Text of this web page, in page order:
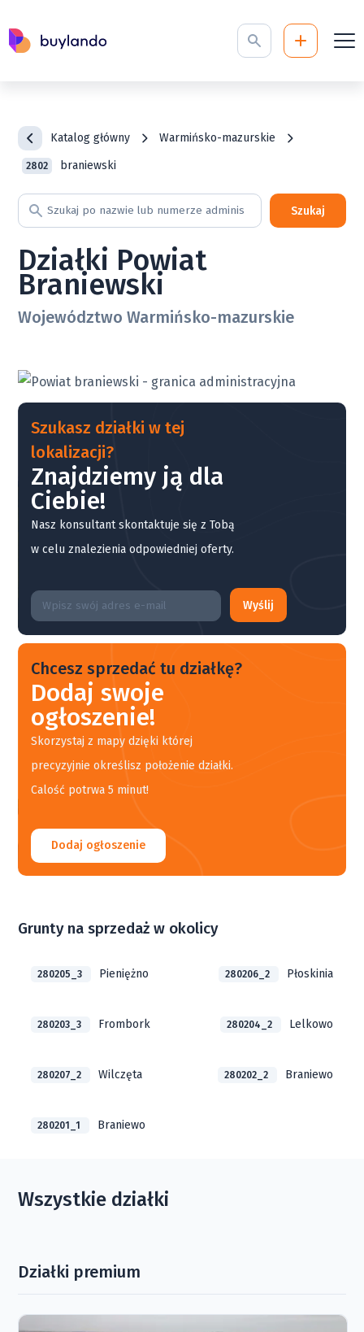
Katalog główny Warmińsko-mazurskie
2802 braniewski
Szukaj
Działki Powiat
Braniewski
Województwo Warmińsko-mazurskie
Szukasz działki w tej
lokalizacji?
Znajdziemy ją dla
Ciebie!
Nasz konsultant skontaktuje się z Tobą
w celu znalezienia odpowiedniej oferty.
Wyślij
Chcesz sprzedać tu działkę?
Dodaj swoje
ogłoszenie!
Skorzystaj z mapy dzięki której
precyzyjnie określisz położenie działki.
Calość potrwa 5 minut!
Dodaj ogłoszenie
Grunty na sprzedaż w okolicy
280205_3 Pieniężno 280206_2 Płoskinia
280203_3 Frombork 280204_2 Lelkowo
280207_2 Wilczęta 280202_2 Braniewo
280201_1 Braniewo
Wszystkie działki
Działki premium